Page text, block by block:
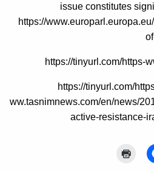
issue constitutes
https://
[1] https://tinyurl.com/
www.tasnimnews.com/en/news/
active-resistance-